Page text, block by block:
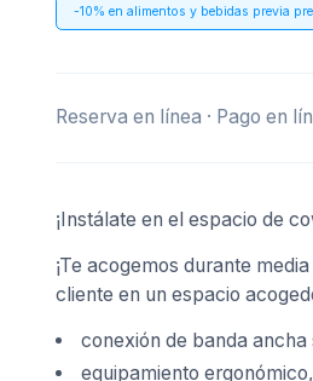
-10% en alimentos y bebidas previa
Reserva en línea · Pago en
¡Instálate en el espacio de
¡Te acogemos durante
cliente en un espacio
conexión de banda ancha
equipamiento ergonómico,